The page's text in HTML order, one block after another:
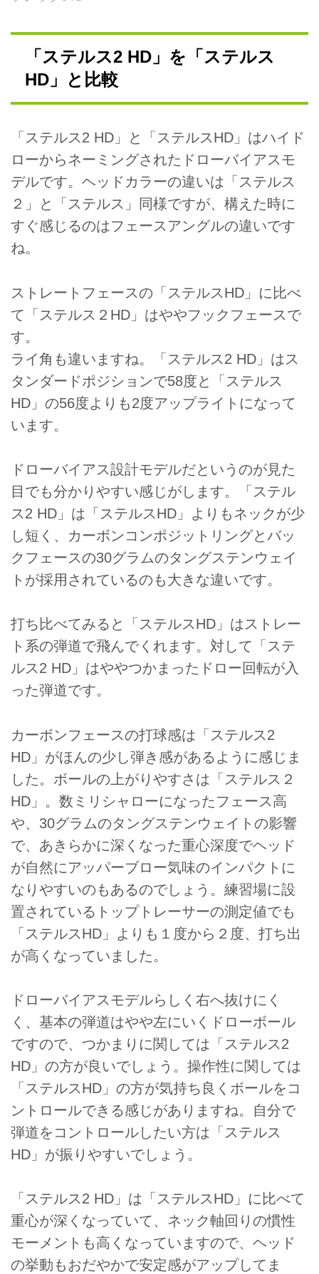
「ステルス2 HD」を「ステルス
HD」と比較
「ステルス2 HD」と「ステルスHD」はハイド
ローからネーミングされたドローバイアスモ
デルです。ヘッドカラーの違いは「ステルス
２」と「ステルス」同様ですが、構えた時に
すぐ感じるのはフェースアングルの違いです
ね。
ストレートフェースの「ステルスHD」に比べ
て「ステルス２HD」はややフックフェースで
す。
ライ角も違いますね。「ステルス2 HD」はス
タンダードポジションで58度と「ステルス
HD」の56度よりも2度アップライトになって
います。
ドローバイアス設計モデルだというのが見た
目でも分かりやすい感じがします。「ステル
ス2 HD」は「ステルスHD」よりもネックが少
し短く、カーボンコンポジットリングとバッ
クフェースの30グラムのタングステンウェイ
トが採用されているのも大きな違いです。
打ち比べてみると「ステルスHD」はストレー
ト系の弾道で飛んでくれます。対して「ステ
ルス2 HD」はややつかまったドロー回転が入
った弾道です。
カーボンフェースの打球感は「ステルス2
HD」がほんの少し弾き感があるように感じま
した。ボールの上がりやすさは「ステルス２
HD」。数ミリシャローになったフェース高
や、30グラムのタングステンウェイトの影響
で、あきらかに深くなった重心深度でヘッド
が自然にアッパーブロー気味のインパクトに
なりやすいのもあるのでしょう。練習場に設
置されているトップトレーサーの測定値でも
「ステルスHD」よりも１度から２度、打ち出
が高くなっていました。
ドローバイアスモデルらしく右へ抜けにく
く、基本の弾道はやや左にいくドローボール
ですので、つかまりに関しては「ステルス2
HD」の方が良いでしょう。操作性に関しては
「ステルスHD」の方が気持ち良くボールをコ
ントロールできる感じがありますね。自分で
弾道をコントロールしたい方は「ステルス
HD」が振りやすいでしょう。
「ステルス2 HD」は「ステルスHD」に比べて
重心が深くなっていて、ネック軸回りの慣性
モーメントも高くなっていますので、ヘッド
の挙動もおだやかで安定感がアップしてま